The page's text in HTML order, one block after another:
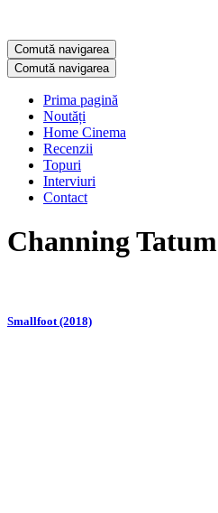
Comută navigarea
Comută navigarea
Prima pagină
Noutăți
Home Cinema
Recenzii
Topuri
Interviuri
Contact
Channing Tatum
Smallfoot (2018)